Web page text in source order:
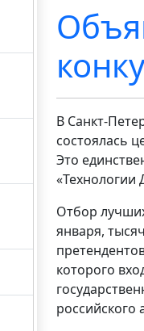
В Санкт-
состоялась
Это
«Технологии
Отбор
января,
которого
российского